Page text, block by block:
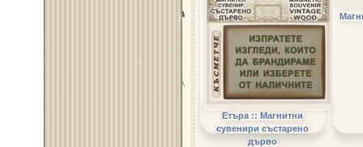
Етъра :: Магнитни
сувенири състарено
дърво